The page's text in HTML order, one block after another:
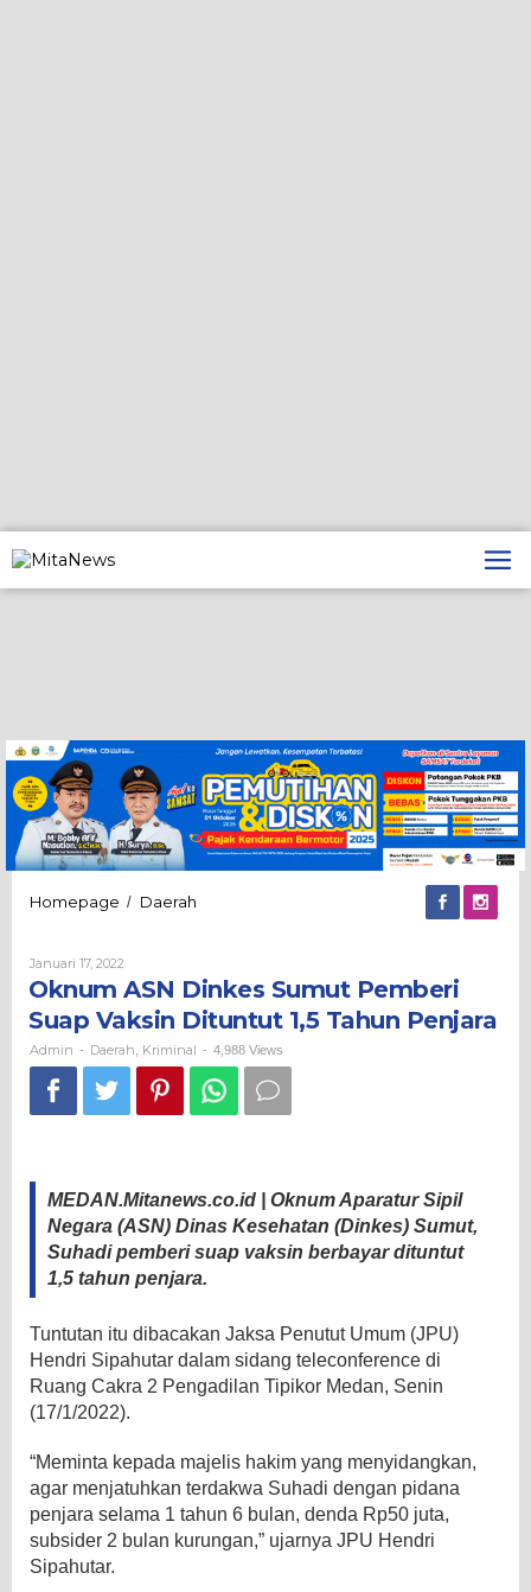
ke
konten
Homepage / Daerah
Pemberi
Suap
Vaksin
Dituntut
1,5
Tahun
Penjara
Januari 17, 2022
Oknum ASN Dinkes Sumut Pemberi
Suap Vaksin Dituntut 1,5 Tahun Penjara
Admin - Daerah Kriminal - 4,988 Views
MEDAN.Mitanews.co.id | Oknum Aparatur Sipil
Negara (ASN) Dinas Kesehatan (Dinkes) Sumut,
Suhadi pemberi suap vaksin berbayar dituntut
1,5 tahun penjara.
Tuntutan itu dibacakan Jaksa Penutut Umum (JPU)
Hendri Sipahutar dalam sidang teleconference di
Ruang Cakra 2 Pengadilan Tipikor Medan, Senin
(17/1/2022).
“Meminta kepada majelis hakim yang menyidangkan,
agar menjatuhkan terdakwa Suhadi dengan pidana
penjara selama 1 tahun 6 bulan, denda Rp50 juta,
subsider 2 bulan kurungan,” ujarnya JPU Hendri
Sipahutar.